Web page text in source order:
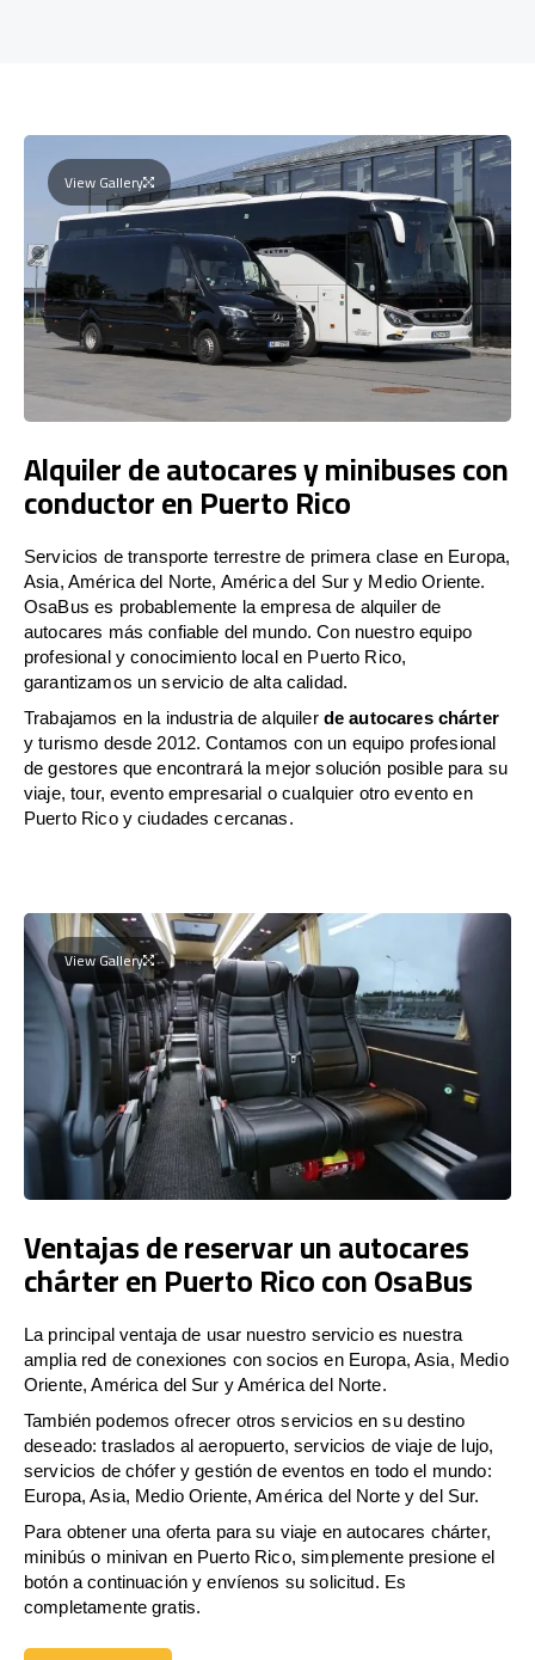
View Gallery
Alquiler de autocares y minibuses con
conductor en Puerto Rico
Servicios de transporte terrestre de primera clase en Europa,
Asia, América del Norte, América del Sur y Medio Oriente.
OsaBus es probablemente la empresa de alquiler de
autocares más confiable del mundo. Con nuestro equipo
profesional y conocimiento local en Puerto Rico,
garantizamos un servicio de alta calidad.
Trabajamos en la industria de alquiler de autocares chárter
y turismo desde 2012. Contamos con un equipo profesional
de gestores que encontrará la mejor solución posible para su
viaje, tour, evento empresarial o cualquier otro evento en
Puerto Rico y ciudades cercanas.
View Gallery
Ventajas de reservar un autocares
chárter en Puerto Rico con OsaBus
La principal ventaja de usar nuestro servicio es nuestra
amplia red de conexiones con socios en Europa, Asia, Medio
Oriente, América del Sur y América del Norte.
También podemos ofrecer otros servicios en su destino
deseado: traslados al aeropuerto, servicios de viaje de lujo,
servicios de chófer y gestión de eventos en todo el mundo:
Europa, Asia, Medio Oriente, América del Norte y del Sur.
Para obtener una oferta para su viaje en autocares chárter,
minibús o minivan en Puerto Rico, simplemente presione el
botón a continuación y envíenos su solicitud. Es
completamente gratis.